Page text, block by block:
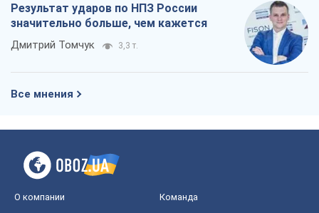
Результат ударов по НПЗ России
значительно больше, чем кажется
Дмитрий Томчук 3,3 т.
Все мнения
О компании Команда